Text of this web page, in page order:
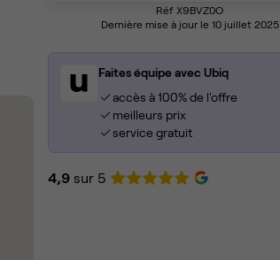
Réf X9BVZ0O
Dernière mise à jour le 10 juillet 2025
Faites équipe avec Ubiq
accès à 100% de l'offre
meilleurs prix
service gratuit
4,9 sur 5